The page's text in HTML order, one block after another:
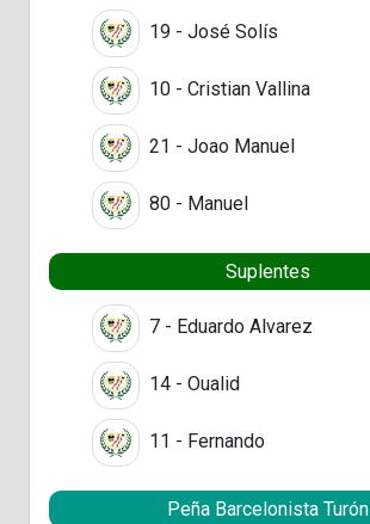
19 - José Solís
10 - Cristian Vallina
21 - Joao Manuel
80 - Manuel
Suplentes
7 - Eduardo Alvarez
14 - Oualid
11 - Fernando
Peña Barcelonista Turón